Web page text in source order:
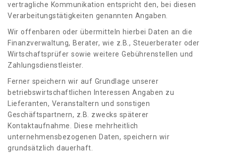
vertragliche Kommunikation entspricht den, bei diesen
Verarbeitungstätigkeiten genannten Angaben.
Wir offenbaren oder übermitteln hierbei Daten an die
Finanzverwaltung, Berater, wie z.B., Steuerberater oder
Wirtschaftsprüfer sowie weitere Gebührenstellen und
Zahlungsdienstleister.
Ferner speichern wir auf Grundlage unserer
betriebswirtschaftlichen Interessen Angaben zu
Lieferanten, Veranstaltern und sonstigen
Geschäftspartnern, z.B. zwecks späterer
Kontaktaufnahme. Diese mehrheitlich
unternehmensbezogenen Daten, speichern wir
grundsätzlich dauerhaft.